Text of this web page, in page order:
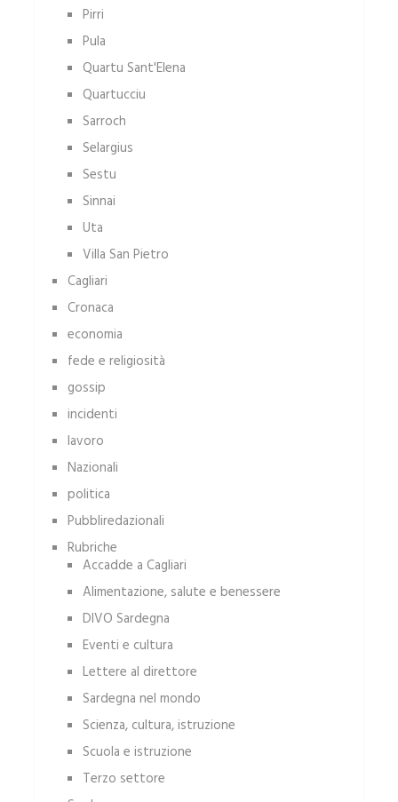
Pirri
Pula
Quartu Sant'Elena
Quartucciu
Sarroch
Selargius
Sestu
Sinnai
Uta
Villa San Pietro
Cagliari
Cronaca
economia
fede e religiosità
gossip
incidenti
lavoro
Nazionali
politica
Pubbliredazionali
Rubriche
Accadde a Cagliari
Alimentazione, salute e benessere
DIVO Sardegna
Eventi e cultura
Lettere al direttore
Sardegna nel mondo
Scienza, cultura, istruzione
Scuola e istruzione
Terzo settore